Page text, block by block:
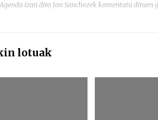
izan dira Jon Sanchezek komentatu dituen
lotuak